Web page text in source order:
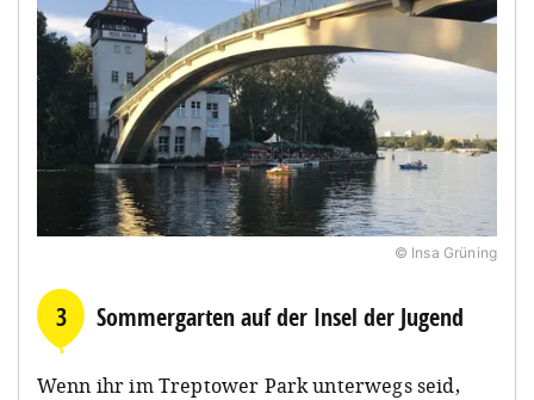
© Insa Grüning
3 Sommergarten auf der Insel der Jugend
Wenn ihr im Treptower Park unterwegs seid,